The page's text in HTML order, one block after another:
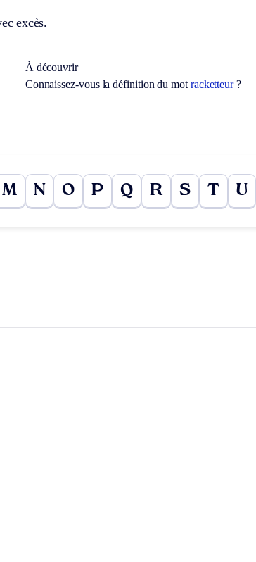
excès.
À découvrir
Connaissez-vous la définition du mot racketteur?
M N O P Q R S T U